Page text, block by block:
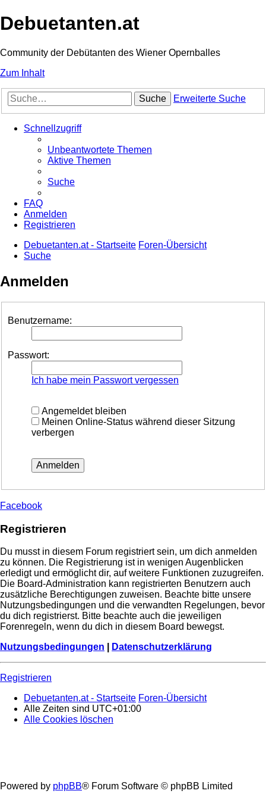
Debuetanten.at
Community der Debütanten des Wiener Opernballes
Zum Inhalt
Suche Erweiterte Suche
Schnellzugriff
Unbeantwortete Themen
Aktive Themen
Suche
FAQ
Anmelden
Registrieren
Debuetanten.at - Startseite Foren-Übersicht
Suche
Anmelden
Benutzername:
Passwort:
Ich habe mein Passwort vergessen
Angemeldet bleiben
Meinen Online-Status während dieser Sitzung
verbergen
Facebook
Registrieren
Du musst in diesem Forum registriert sein, um dich anmelden
zu können. Die Registrierung ist in wenigen Augenblicken
erledigt und ermöglicht dir, auf weitere Funktionen zuzugreifen.
Die Board-Administration kann registrierten Benutzern auch
zusätzliche Berechtigungen zuweisen. Beachte bitte unsere
Nutzungsbedingungen und die verwandten Regelungen, bevor
du dich registrierst. Bitte beachte auch die jeweiligen
Forenregeln, wenn du dich in diesem Board bewegst.
Nutzungsbedingungen
Datenschutzerklärung
Registrieren
Debuetanten.at - Startseite Foren-Übersicht
Alle Zeiten sind UTC+01:00
Alle Cookies löschen
Powered by phpBB® Forum Software © phpBB Limited